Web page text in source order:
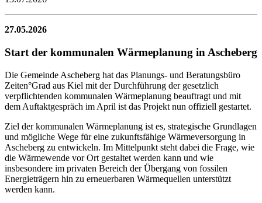
27.05.2026
Start der kommunalen Wärmeplanung in Ascheberg
Die Gemeinde Ascheberg hat das Planungs- und Beratungsbüro
Zeiten°Grad aus Kiel mit der Durchführung der gesetzlich
verpflichtenden kommunalen Wärmeplanung beauftragt und mit
dem Auftaktgespräch im April ist das Projekt nun offiziell gestartet.
Ziel der kommunalen Wärmeplanung ist es, strategische Grundlagen
und mögliche Wege für eine zukunftsfähige Wärmeversorgung in
Ascheberg zu entwickeln. Im Mittelpunkt steht dabei die Frage, wie
die Wärmewende vor Ort gestaltet werden kann und wie
insbesondere im privaten Bereich der Übergang von fossilen
Energieträgern hin zu erneuerbaren Wärmequellen unterstützt
werden kann.